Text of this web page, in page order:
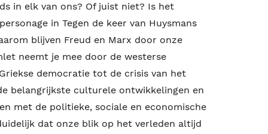
in elk van ons? Of juist niet? Is het
in Tegen de keer van Huysmans
blijven Freud en Marx door onze
neemt je mee door de westerse
democratie tot de crisis van het
belangrijkste culturele ontwikkelingen en
met de politieke, sociale en economische
dat onze blik op het verleden altijd